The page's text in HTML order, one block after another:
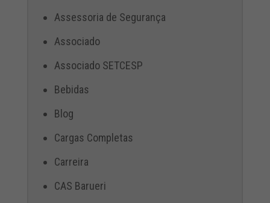
Assessoria de Segurança
Associado
Associado SETCESP
Bebidas
Blog
Cargas Completas
Carreira
CAS Barueri